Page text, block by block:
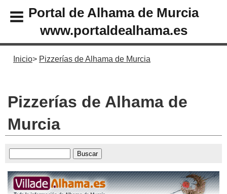
Portal de Alhama de Murcia
www.portaldealhama.es
Inicio Pizzerías de Alhama de Murcia
Pizzerías de Alhama de
Murcia